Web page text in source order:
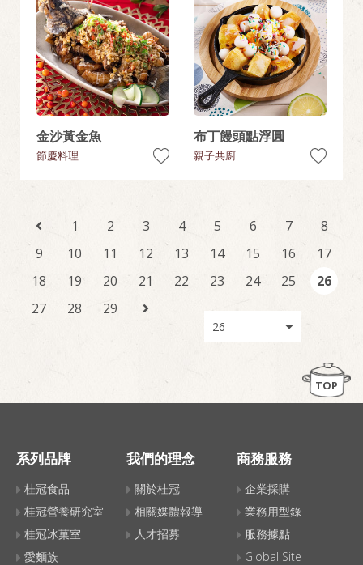
金沙黃金魚
節慶料理
布丁饅頭點浮圓
親子共廚
1 2 3 4 5 6 7
8
9
10 11 12 13 14 15 16
17
18
19 20 21 22 23 24 25
26
27
28 29
TOP
系列品牌
桂冠食品
桂冠營養研究室
桂冠冰菓室
愛麵族
我們的理念
關於桂冠
相關媒體報導
人才招募
商務服務
企業採購
業務用型錄
服務據點
Global Site